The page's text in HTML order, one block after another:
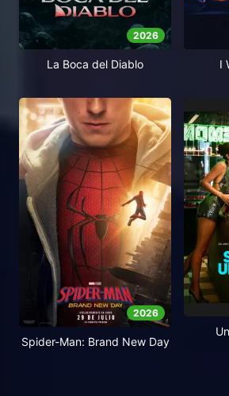
2026
La Boca del Diablo I
2026
Spider-Man: Brand New Day